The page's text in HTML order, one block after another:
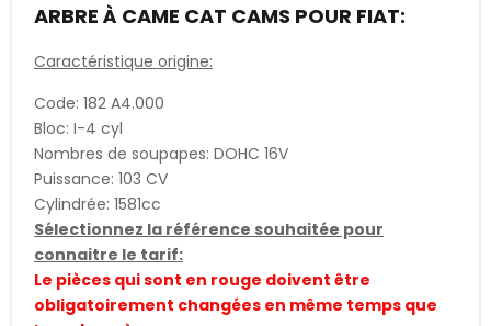
ARBRE À CAME CAT CAMS POUR FIAT:
Caractéristique origine:
Code: 182 A4.000
Bloc: I-4 cyl
Nombres de soupapes: DOHC 16V
Puissance: 103 CV
Cylindrée: 1581cc
Sélectionnez la référence souhaitée pour
connaitre le tarif:
Le pièces qui sont en rouge doivent être
obligatoirement changées en même temps que